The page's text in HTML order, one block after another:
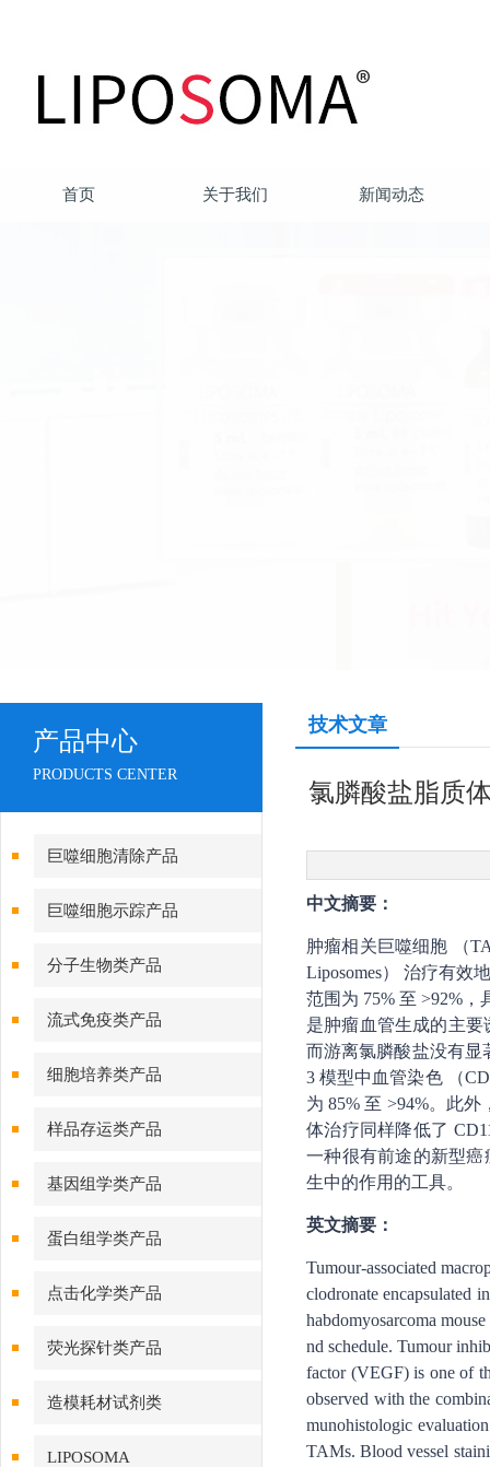
首页 关于我们 新闻动态
产品中心
PRODUCTS CENTER
巨噬细胞清除产品
巨噬细胞示踪产品
分子生物类产品
流式免疫类产品
细胞培养类产品
样品存运类产品
基因组学类产品
蛋白组学类产品
点击化学类产品
荧光探针类产品
造模耗材试剂类
LIPOSOMA
技术文章
氯膦酸盐脂质
中文摘要：
肿瘤相关巨噬细胞 （
Liposomes） 治疗有效
范围为 75% 至 >92%
是肿瘤血管生成的主
而游离氯膦酸盐没有显
3 模型中血管染色 （
为 85% 至 >94%。此
体治疗同样降低了
一种很有前途的新型
生中的作用的工具。
英文摘要：
Tumour-associated
clodronate encapsulated
habdomyosarcoma
nd schedule. Tumour
factor (VEGF) is one of
observed with the
munohistologic
TAMs. Blood vessel